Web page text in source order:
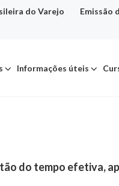
do Varejo Emissão
Informações úteis
do tempo efetiva,